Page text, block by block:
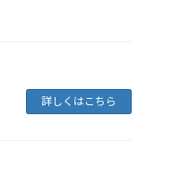
詳しくはこちら